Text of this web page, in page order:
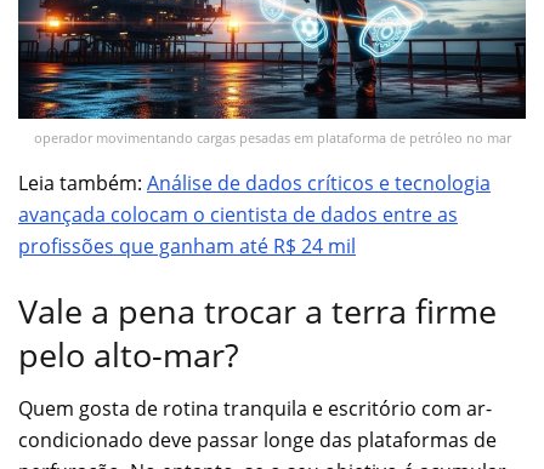
operador movimentando cargas pesadas em plataforma de petróleo no mar
Leia também: Análise de dados críticos e tecnologia
avançada colocam o cientista de dados entre as
profissões que ganham até R$ 24 mil
Vale a pena trocar a terra firme
pelo alto-mar?
Quem gosta de rotina tranquila e escritório com ar-
condicionado deve passar longe das plataformas de